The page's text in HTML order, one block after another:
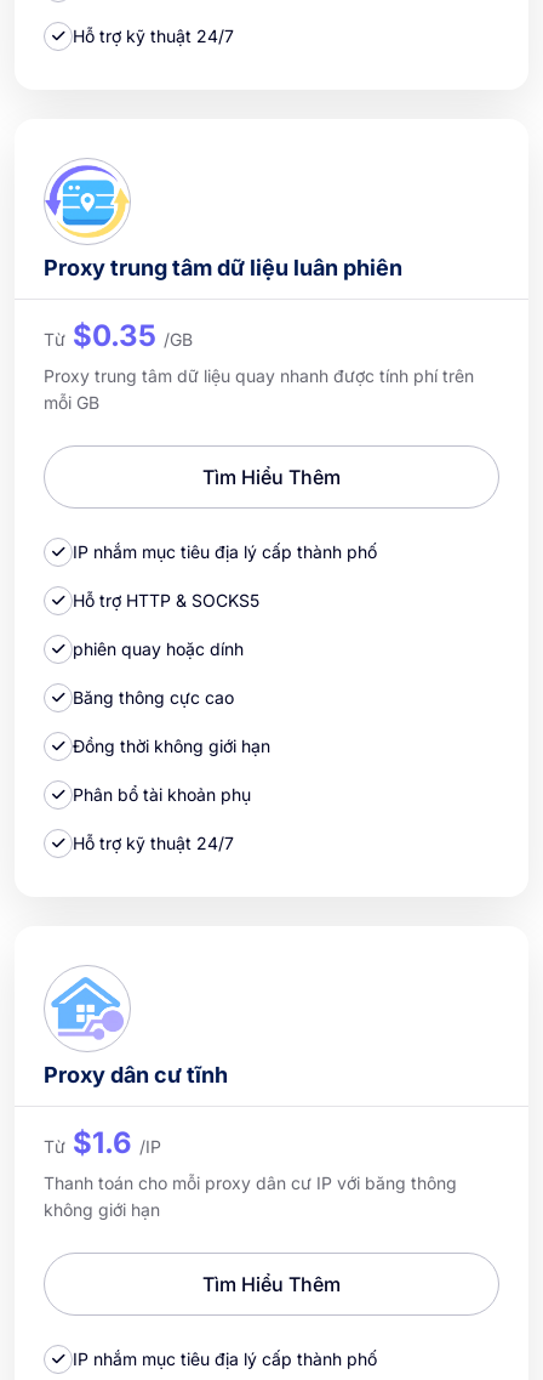
Hỗ trợ kỹ thuật 24/7
Proxy trung tâm dữ liệu luân phiên
Từ $0.35 /GB
Proxy trung tâm dữ liệu quay nhanh được tính phí trên
mỗi GB
Tìm Hiểu Thêm
IP nhắm mục tiêu địa lý cấp thành phố
Hỗ trợ HTTP & SOCKS5
phiên quay hoặc dính
Băng thông cực cao
Đồng thời không giới hạn
Phân bổ tài khoản phụ
Hỗ trợ kỹ thuật 24/7
Proxy dân cư tĩnh
Từ $1.6 /IP
Thanh toán cho mỗi proxy dân cư IP với băng thông
không giới hạn
Tìm Hiểu Thêm
IP nhắm mục tiêu địa lý cấp thành phố